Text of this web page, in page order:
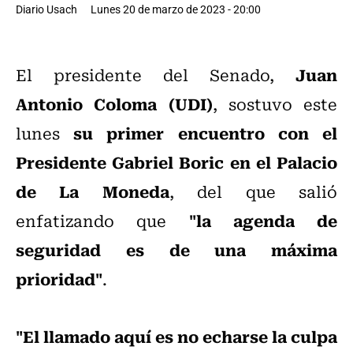
Diario Usach Lunes 20 de marzo de 2023 - 20:00
El presidente del Senado, Juan
Antonio Coloma (UDI), sostuvo este
lunessu primer encuentro con el
Presidente Gabriel Boric en el Palacio
de La Moneda, del que salió
enfatizando que "la agenda de
seguridad es de una máxima
prioridad".
"El llamado aquí es no echarse la culpa